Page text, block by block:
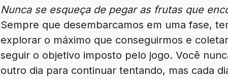
Nunca se esqueça de pegar as frutas que
Sempre que desembarcamos em uma fase,
explorar o máximo que conseguirmos e
seguir o objetivo imposto pelo jogo. Você
outro dia para continuar tentando, mas cada